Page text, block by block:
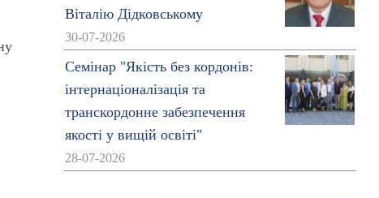
Віталію Дідковському
30-07-2026
Семінар "Якість без кордонів:
інтернаціоналізація та
транскордонне забезпечення
якості у вищій освіті"
28-07-2026